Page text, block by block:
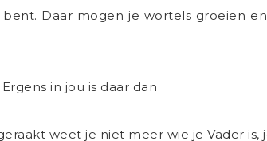
Daar mogen je wortels groeien
in jou is daar dan
weet je niet meer wie je Vader is,